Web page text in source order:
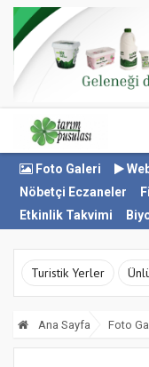
Foto Galeri
Nöbetçi Eczaneler
Etkinlik Takvimi
Turistik Yerler
Ana Sayfa Foto